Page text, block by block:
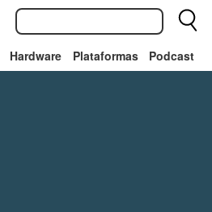
Hardware Plataformas Podcast